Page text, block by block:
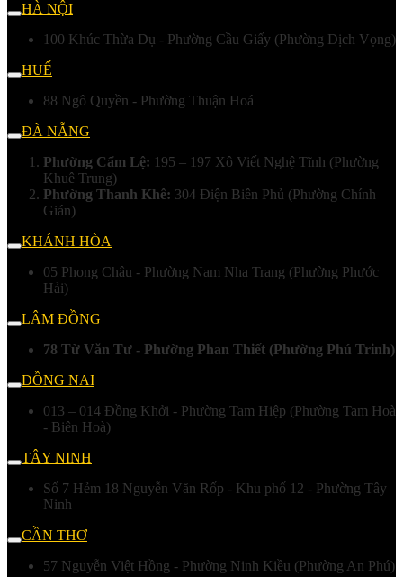
HÀ NỘI
100 Khúc Thừa Dụ - Phường Cầu Giấy (Phường Dịch Vọng)
HUẾ
88 Ngô Quyền - Phường Thuận Hoá
ĐÀ NẴNG
Phường Cẩm Lệ: 195 – 197 Xô Viết Nghệ Tĩnh (Phường
Khuê Trung)
Phường Thanh Khê: 304 Điện Biên Phủ (Phường Chính
Gián)
KHÁNH HÒA
05 Phong Châu - Phường Nam Nha Trang (Phường Phước
Hải)
LÂM ĐỒNG
78 Từ Văn Tư - Phường Phan Thiết (Phường Phú Trinh)
ĐỒNG NAI
013 – 014 Đồng Khởi - Phường Tam Hiệp (Phường Tam Hoà
- Biên Hoà)
TÂY NINH
Số 7 Hẻm 18 Nguyễn Văn Rốp - Khu phố 12 - Phường Tây
Ninh
CẦN THƠ
57 Nguyễn Việt Hồng - Phường Ninh Kiều (Phường An Phú)